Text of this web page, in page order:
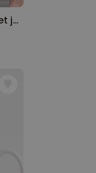
Gepersonaliseerd t-shirt met jaartal